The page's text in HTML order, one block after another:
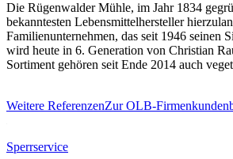
Die Rügenwalder Mühle, im Jahr 1834
bekanntesten Lebensmittelhersteller
Familienunternehmen, das seit 1946 seinen
wird heute in 6. Generation von Christian
Sortiment gehören seit Ende 2014 auch
Weitere ReferenzenZur OLB-
Sperrservice